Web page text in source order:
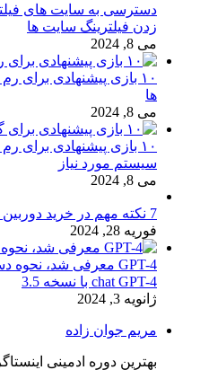
دسترسی به سایت های
زدن فیلترینگ سایت ها
می 8, 2024
ها
می 8, 2024
سیستم مورد نیاز
می 8, 2024
7 نکته مهم در خرید دوربین مداربسته + راهنمای خرید
فوریه 28, 2024
chat GPT-4 با نسخه 3.5
ژانویه 3, 2024
مریم جوان زاده
بهترین دوره ادمینی